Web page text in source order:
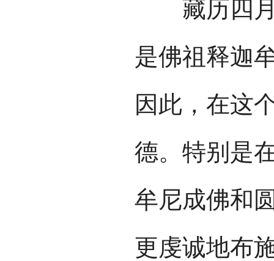
藏历四月
是佛祖释迦
因此，在这
德。特别是
牟尼成佛和
更虔诚地布